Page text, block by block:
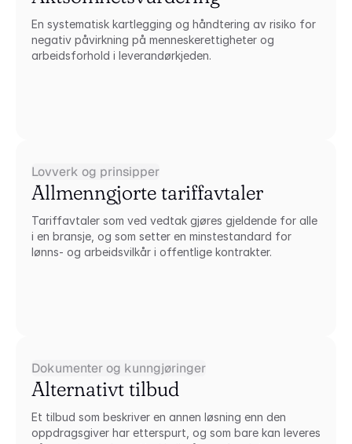
En systematisk kartlegging og håndtering av risiko for
negativ påvirkning på menneskerettigheter og
arbeidsforhold i leverandørkjeden.
Lovverk og prinsipper
Allmenngjorte tariffavtaler
Tariffavtaler som ved vedtak gjøres gjeldende for alle
i en bransje, og som setter en minstestandard for
lønns- og arbeidsvilkår i offentlige kontrakter.
Dokumenter og kunngjøringer
Alternativt tilbud
Et tilbud som beskriver en annen løsning enn den
oppdragsgiver har etterspurt, og som bare kan leveres